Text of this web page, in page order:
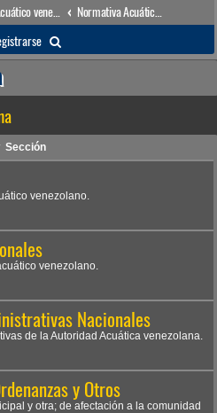
Régimen Acuático venezolano
u
a
r
Sección
venezolano.
venezolano.
Nacionales
de la Autoridad Acuática venezolana.
y Otros
y otra; de afectación a la comunidad